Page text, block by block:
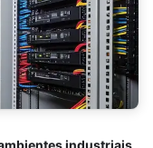
industriais